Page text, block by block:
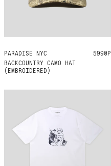
PARADISE NYC
BACKCOUNTRY CAMO HAT
(EMBROIDERED)
ONE SIZE 5990Р